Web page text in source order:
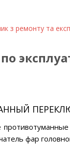
з ремонту та
фар